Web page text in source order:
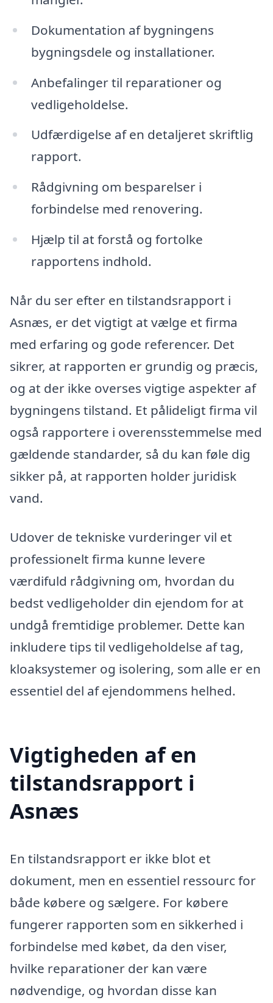
Dokumentation af bygningens
bygningsdele og installationer.
Anbefalinger til reparationer og
vedligeholdelse.
Udfærdigelse af en detaljeret skriftlig
rapport.
Rådgivning om besparelser i
forbindelse med renovering.
Hjælp til at forstå og fortolke
rapportens indhold.
Når du ser efter en tilstandsrapport i
Asnæs, er det vigtigt at vælge et firma
med erfaring og gode referencer. Det
sikrer, at rapporten er grundig og præcis,
og at der ikke overses vigtige aspekter af
bygningens tilstand. Et pålideligt firma vil
også rapportere i overensstemmelse med
gældende standarder, så du kan føle dig
sikker på, at rapporten holder juridisk
vand.
Udover de tekniske vurderinger vil et
professionelt firma kunne levere
værdifuld rådgivning om, hvordan du
bedst vedligeholder din ejendom for at
undgå fremtidige problemer. Dette kan
inkludere tips til vedligeholdelse af tag,
kloaksystemer og isolering, som alle er en
essentiel del af ejendommens helhed.
Vigtigheden af en
tilstandsrapport i
Asnæs
En tilstandsrapport er ikke blot et
dokument, men en essentiel ressourc for
både købere og sælgere. For købere
fungerer rapporten som en sikkerhed i
forbindelse med købet, da den viser,
hvilke reparationer der kan være
nødvendige, og hvordan disse kan